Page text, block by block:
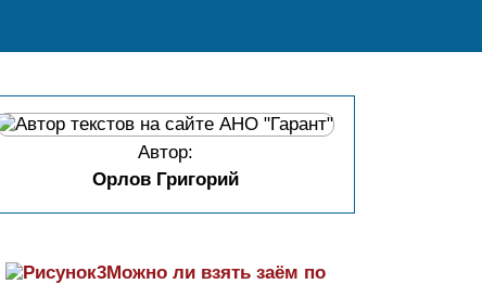
Автор:
Орлов Григорий
Можно ли взять заём по